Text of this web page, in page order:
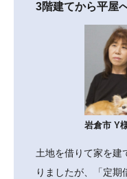
3階建てから平屋
土地を借りて家を建
りましたが、「定期
岩倉市 Y